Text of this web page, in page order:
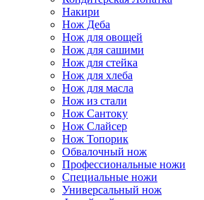
Накири
Нож Деба
Нож для овощей
Нож для сашими
Нож для стейка
Нож для хлеба
Нож для масла
Нож из стали
Нож Сантоку
Нож Слайсер
Нож Топорик
Обвалочный нож
Профессиональные ножи
Специальные ножи
Универсальный нож